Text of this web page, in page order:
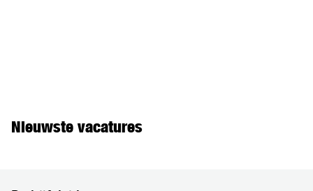
Nieuwste vacatures